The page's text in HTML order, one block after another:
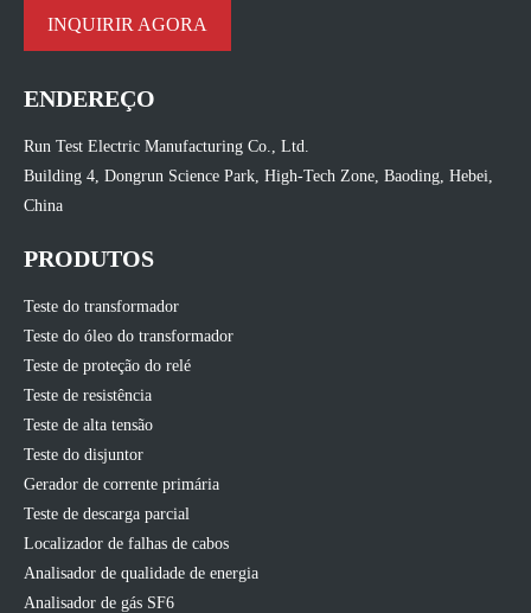
INQUIRIR AGORA
ENDEREÇO
Run Test Electric Manufacturing Co., Ltd.
Building 4, Dongrun Science Park, High-Tech Zone, Baoding, Hebei,
China
PRODUTOS
Teste do transformador
Teste do óleo do transformador
Teste de proteção do relé
Teste de resistência
Teste de alta tensão
Teste do disjuntor
Gerador de corrente primária
Teste de descarga parcial
Localizador de falhas de cabos
Analisador de qualidade de energia
Analisador de gás SF6